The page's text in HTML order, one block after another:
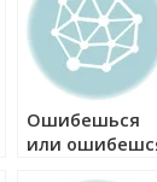
Ошибешься
или